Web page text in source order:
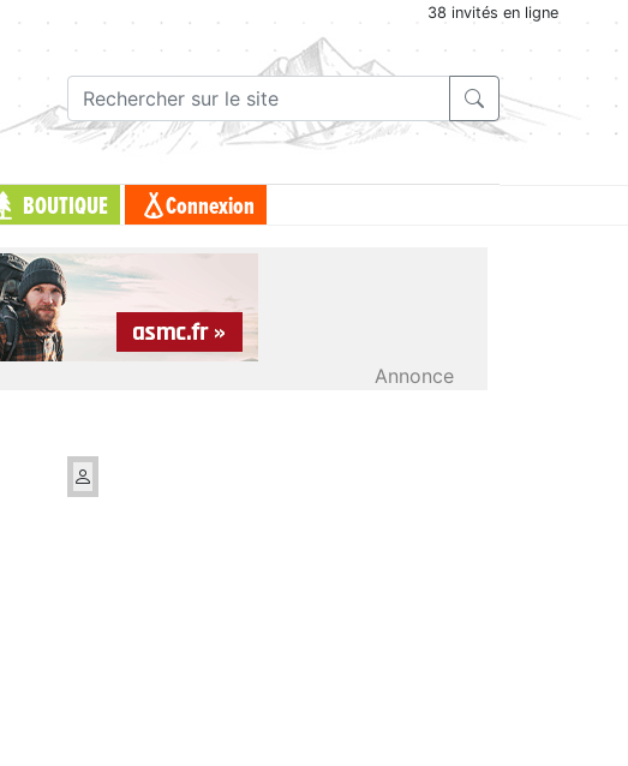
38 invités en ligne
BOUTIQUE Connexion
Annonce